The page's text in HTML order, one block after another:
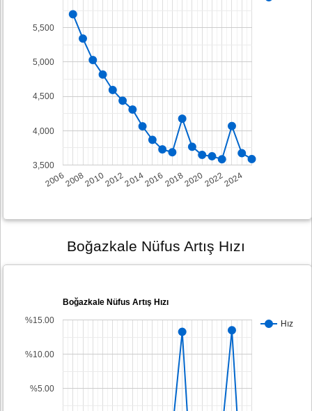
2006200820102012201420162018202020222024
3,500
4,000
4,500
5,000
5,500
Boğazkale Nüfus Artış Hızı
Boğazkale Nüfus Artış Hızı
Hız
%5.00
%10.00
%15.00